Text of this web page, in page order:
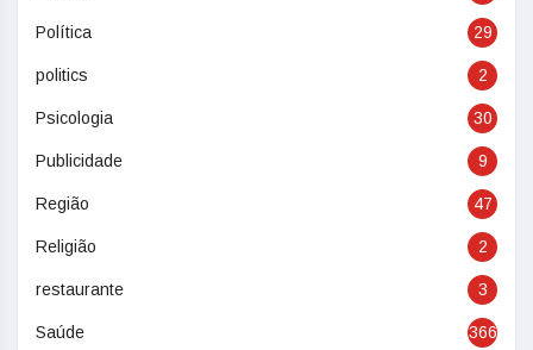
Política 29
politics 2
Psicologia 30
Publicidade 9
Região 47
Religião 2
restaurante 3
Saúde 366